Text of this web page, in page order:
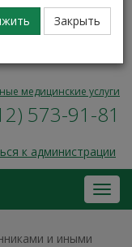
Запись на прием
Пн — Пт, 900— 17
573-91-31
медицинские услуги
573-91-81
к администрации
и иными
Закрыть